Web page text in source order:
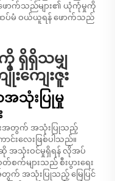
ာက်သည်များ၏ ယုံကုံမှုကို
ထပ်မံ ဝယ်ယူရန် ဖောက်သည်
ကို ရှိရှိသမျှ
းကျေးဇူး
အသုံးပြုမှု
ရေးအတွက် အသုံးပြုသည့်
ောင်းလေးဖြစ်ပါသည်။
အသုံးဝင်မှုရှိရန် လိုအပ်
က်များသည် စီးပွားရေး
က် အသုံးပြုသည့် မြေပြင်